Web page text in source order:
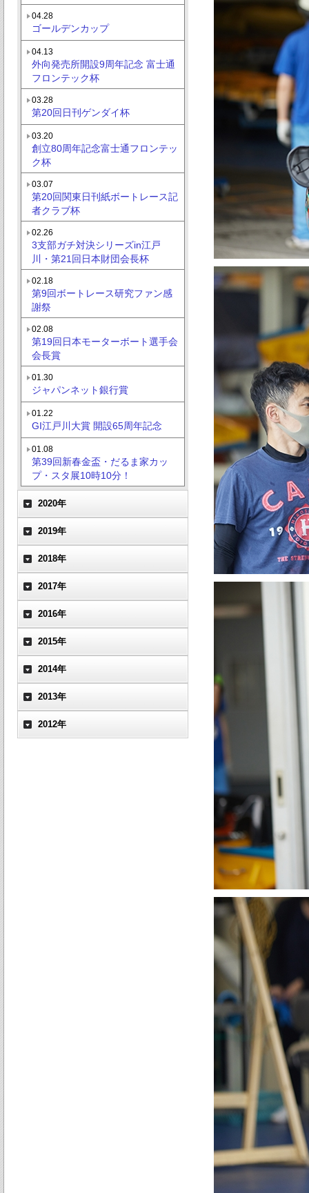
04.28
ゴールデンカップ
04.13
外向発売所開設9周年記念 富士通
フロンテック杯
03.28
第20回日刊ゲンダイ杯
03.20
創立80周年記念富士通フロンテッ
ク杯
03.07
第20回関東日刊紙ボートレース記
者クラブ杯
02.26
3支部ガチ対決シリーズin江戸
川・第21回日本財団会長杯
02.18
第9回ボートレース研究ファン感
謝祭
02.08
第19回日本モーターボート選手会
会長賞
01.30
ジャパンネット銀行賞
01.22
GI江戸川大賞 開設65周年記念
01.08
第39回新春金盃・だるま家カッ
プ・スタ展10時10分！
2020年
2019年
2018年
2017年
2016年
2015年
2014年
2013年
2012年